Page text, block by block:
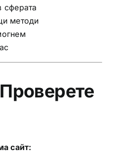
методи
Проверете
сайт: